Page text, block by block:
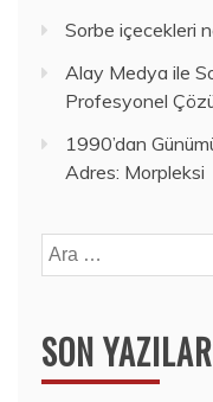
Sorbe içecekleri
Alay Medya ile
Profesyonel
1990’dan
Adres: Morpleksi
Arama:
SON YAZILAR